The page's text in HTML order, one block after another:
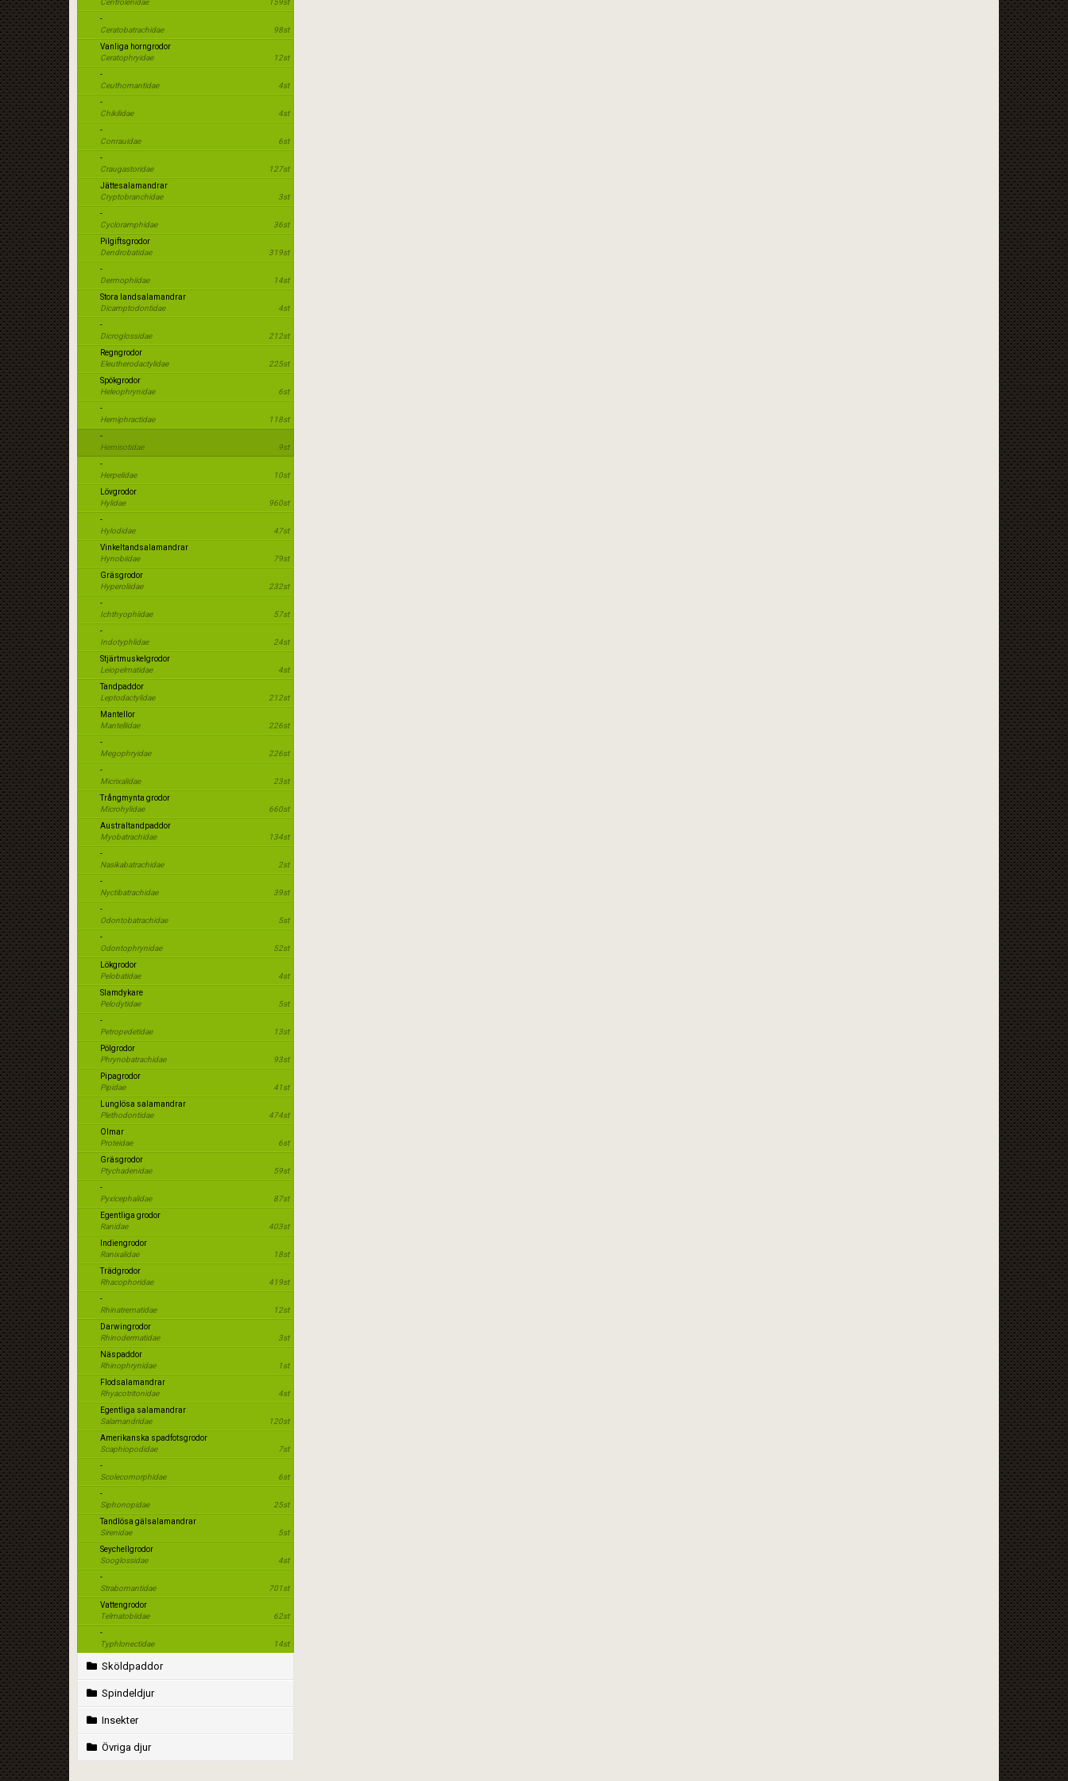
159st
Centrolenidae
98st
-
Ceratobatrachidae
12st
Vanliga horngrodor
Ceratophryidae
4st
-
Ceuthomantidae
4st
-
Chikilidae
6st
-
Conrauidae
127st
-
Craugastoridae
3st
Jättesalamandrar
Cryptobranchidae
36st
-
Cycloramphidae
319st
Pilgiftsgrodor
Dendrobatidae
14st
-
Dermophiidae
4st
Stora landsalamandrar
Dicamptodontidae
212st
-
Dicroglossidae
225st
Regngrodor
Eleutherodactylidae
6st
Spökgrodor
Heleophrynidae
118st
-
Hemiphractidae
9st
-
Hemisotidae
10st
-
Herpelidae
960st
Lövgrodor
Hylidae
47st
-
Hylodidae
79st
Vinkeltandsalamandrar
Hynobiidae
232st
Gräsgrodor
Hyperoliidae
57st
-
Ichthyophiidae
24st
-
Indotyphlidae
4st
Stjärtmuskelgrodor
Leiopelmatidae
212st
Tandpaddor
Leptodactylidae
226st
Mantellor
Mantellidae
226st
-
Megophryidae
23st
-
Micrixalidae
660st
Trångmynta grodor
Microhylidae
134st
Australtandpaddor
Myobatrachidae
2st
-
Nasikabatrachidae
39st
-
Nyctibatrachidae
5st
-
Odontobatrachidae
52st
-
Odontophrynidae
4st
Lökgrodor
Pelobatidae
5st
Slamdykare
Pelodytidae
13st
-
Petropedetidae
93st
Pölgrodor
Phrynobatrachidae
41st
Pipagrodor
Pipidae
474st
Lunglösa salamandrar
Plethodontidae
6st
Olmar
Proteidae
59st
Gräsgrodor
Ptychadenidae
87st
-
Pyxicephalidae
403st
Egentliga grodor
Ranidae
18st
Indiengrodor
Ranixalidae
419st
Trädgrodor
Rhacophoridae
12st
-
Rhinatrematidae
3st
Darwingrodor
Rhinodermatidae
1st
Näspaddor
Rhinophrynidae
4st
Flodsalamandrar
Rhyacotritonidae
120st
Egentliga salamandrar
Salamandridae
7st
Amerikanska spadfotsgrodor
Scaphiopodidae
6st
-
Scolecomorphidae
25st
-
Siphonopidae
5st
Tandlösa gälsalamandrar
Sirenidae
4st
Seychellgrodor
Sooglossidae
701st
-
Strabomantidae
62st
Vattengrodor
Telmatobiidae
14st
-
Typhlonectidae
Sköldpaddor
Spindeldjur
Insekter
Övriga djur